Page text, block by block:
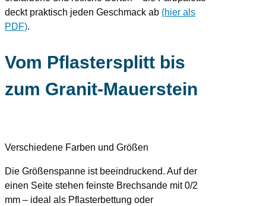
deckt praktisch jeden Geschmack ab (hier als
PDF).
Vom Pflastersplitt bis
zum Granit-Mauerstein
Verschiedene Farben und Größen
Die Größenspanne ist beeindruckend. Auf der
einen Seite stehen feinste Brechsande mit 0/2
mm – ideal als Pflasterbettung oder